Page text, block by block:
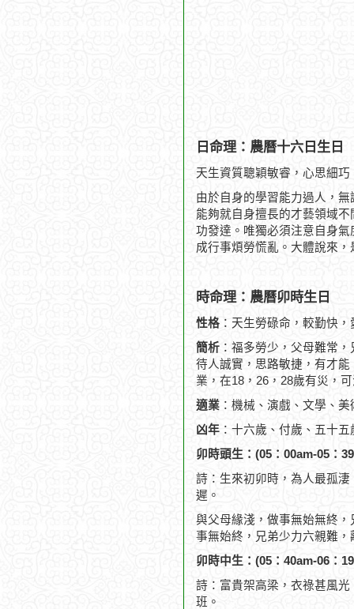
日命理：農曆十六日生日
天生資質聰穎敏睿，心思細
由於自身的學習能力過人，
能夠就自身擅長的才藝領域
功發達。唯獨必須注意自身
成行事煩勞慌亂。大體說來
時命理：農曆卯時生日
性格 ：天生勞碌命，較勤快
簡析 ：福多勞少，父母難常
待人誠實，思路敏捷，有才
業，在18，26，28歲有災，
適業 ：機械、演戲、文學、
凶年 ：十六歲、付歲、五十
卯時頭生：(05：00am-05：
詩：生來初卯時，為人最孤
遲。
與父母緣淺，做事無始無終
事無始終，兄弟少力六親難
卯時中生：(05：40am-06：
詩：富貴架高梁，衣祿甚風
班。